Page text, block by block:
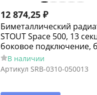
12 874,25 ₽
Биметаллический
STOUT Space 500, 13
боковое подключение,
В наличии
Артикул SRB-0310-050013